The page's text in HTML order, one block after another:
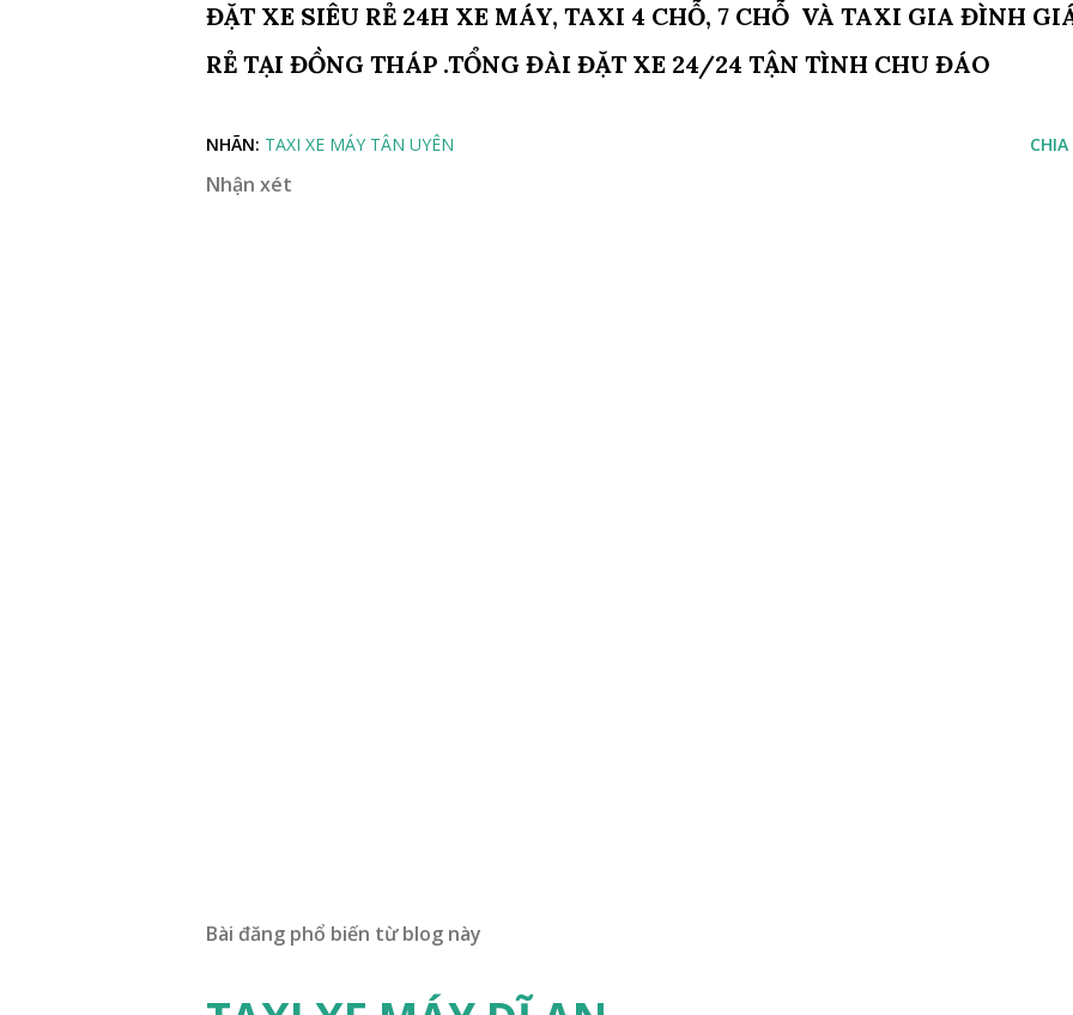
ĐẶT XE SIÊU RẺ 24H XE MÁY, TAXI 4 CHỖ, 7 CHỖ VÀ TAXI GIA ĐÌNH
RẺ TẠI ĐỒNG THÁP .TỔNG ĐÀI ĐẶT XE 24/24 TẬN TÌNH CHU ĐÁO
NHÃN: TAXI XE MÁY TÂN UYÊN CHIA
Nhận xét
Bài đăng phổ biến từ blog này